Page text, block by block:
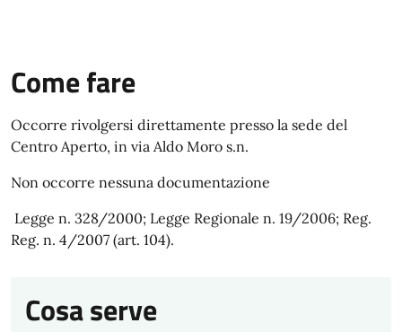
Come fare
Occorre rivolgersi direttamente presso la sede del
Centro Aperto, in via Aldo Moro s.n.
Non occorre nessuna documentazione
Legge n. 328/2000; Legge Regionale n. 19/2006; Reg.
Reg. n. 4/2007 (art. 104).
Cosa serve